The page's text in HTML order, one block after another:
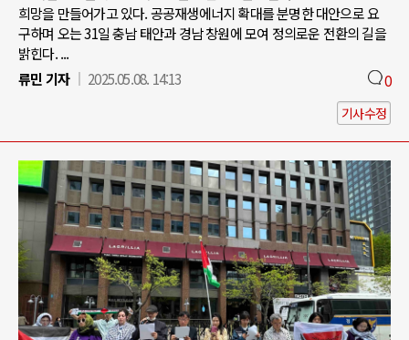
희망을 만들어가고 있다. 공공재생에너지 확대를 분명한 대안으로 요
구하며 오는 31일 충남 태안과 경남 창원에 모여 정의로운 전환의 길을
밝힌다. ...
류민 기자
2025.05.08. 14:13 0
기사수정